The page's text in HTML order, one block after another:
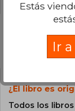
¿El libro es
Todos los
Estás
Ir